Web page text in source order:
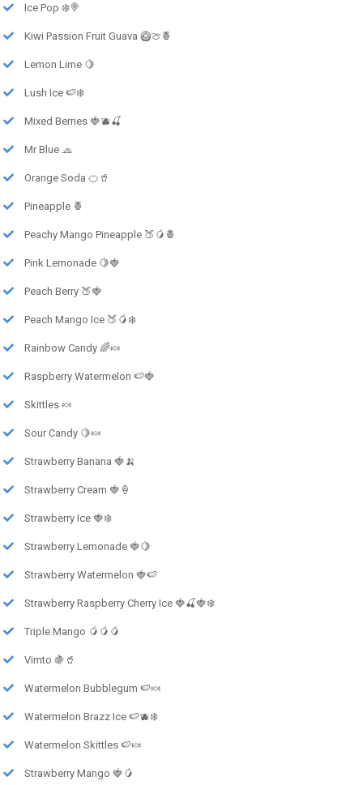
Ice Pop ❄️🍭
Kiwi Passion Fruit Guava 🥝🍈🍍
Lemon Lime 🍋
Lush Ice 🍉❄️
Mixed Berries 🍓🫐🍒
Mr Blue 🧢
Orange Soda 🍊🥤
Pineapple 🍍
Peachy Mango Pineapple 🍑🥭🍍
Pink Lemonade 🍋🍓
Peach Berry 🍑🍓
Peach Mango Ice 🍑🥭❄️
Rainbow Candy 🌈🍬
Raspberry Watermelon 🍉🍓
Skittles 🍬
Sour Candy 🍋🍬
Strawberry Banana 🍓🍌
Strawberry Cream 🍓🍦
Strawberry Ice 🍓❄️
Strawberry Lemonade 🍓🍋
Strawberry Watermelon 🍓🍉
Strawberry Raspberry Cherry Ice 🍓🍒🍓❄️
Triple Mango 🥭🥭🥭
Vimto 🍇🥤
Watermelon Bubblegum 🍉🍬
Watermelon Brazz Ice 🍉🫐❄️
Watermelon Skittles 🍉🍬
Strawberry Mango 🍓🥭